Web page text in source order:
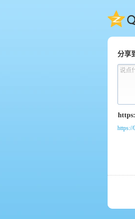
QQ
分享
说点
https://